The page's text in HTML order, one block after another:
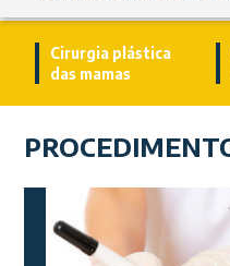
Cirurgia plástica
das mamas